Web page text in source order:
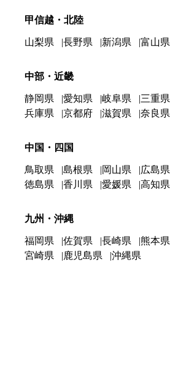
甲信越・北陸
山梨県 長野県 新潟県 富山県
中部・近畿
静岡県 愛知県 岐阜県 三重県
兵庫県
京都府 滋賀県 奈良県
中国・四国
鳥取県 島根県 岡山県 広島県
徳島県
香川県 愛媛県 高知県
九州・沖縄
福岡県 佐賀県 長崎県 熊本県
宮崎県
鹿児島県 沖縄県